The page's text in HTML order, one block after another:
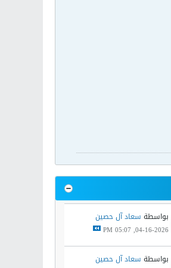
بواسطة سعاد آل حصين
04-16-2026, 05:07 PM
بواسطة سعاد آل حصين